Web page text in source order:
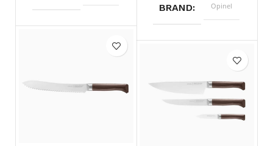
BRAND Opinel